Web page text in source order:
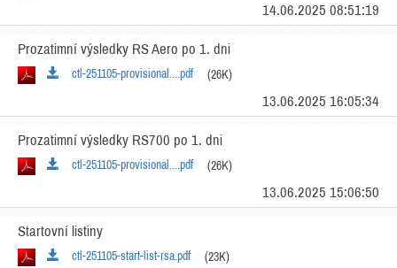
14.06.2025 08:51:19
Prozatimní výsledky RS Aero po 1. dni
ctl-251105-provisional....pdf (26K)
13.06.2025 16:05:34
Prozatimní výsledky RS700 po 1. dni
ctl-251105-provisional....pdf (26K)
13.06.2025 15:06:50
Startovní listiny
ctl-251105-start-list-rsa.pdf (23K)